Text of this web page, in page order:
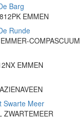
Barg
EMMEN
Runde
COMPASCUUM
EMMEN
Swarte Meer
ZWARTEMEER